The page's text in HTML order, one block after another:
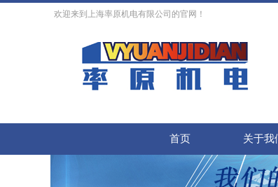
欢迎来到上海率原机电有限公司的官网！
首页 关于我